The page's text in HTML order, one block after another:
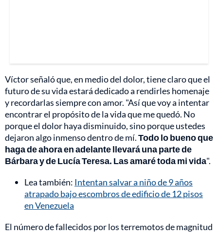
Víctor señaló que, en medio del dolor, tiene claro que el
futuro de su vida estará dedicado a rendirles homenaje
y recordarlas siempre con amor. "Así que voy a intentar
encontrar el propósito de la vida que me quedó. No
porque el dolor haya disminuido, sino porque ustedes
dejaron algo inmenso dentro de mí.Todo lo bueno que
haga de ahora en adelante llevará una parte de
Bárbara y de Lucía Teresa. Las amaré toda mi vida".
Lea también: Intentan salvar a niño de 9 años
atrapado bajo escombros de edificio de 12 pisos
en Venezuela
El número de fallecidos por los terremotos de magnitud